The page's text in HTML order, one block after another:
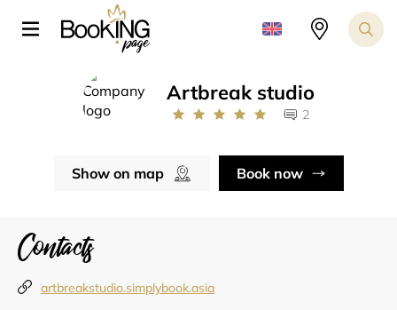
Artbreak studio
2
Show on map Book now
Contacts
artbreakstudio.simplybook.asia